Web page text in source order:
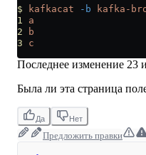
$ kafkacat -b kafka-
1 a
2 b
3 c
Последнее изменение 23
Была ли эта страница
Да Нет
Предложить правки